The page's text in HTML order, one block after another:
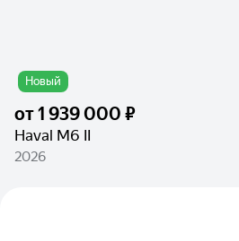
Новый
от1 939 000 ₽
Haval M6 II
2026